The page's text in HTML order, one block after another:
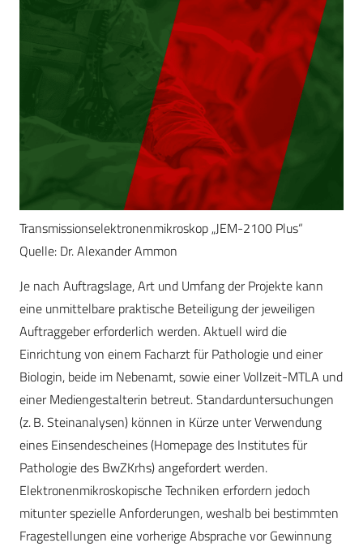
Transmissionselektronenmikroskop „JEM-2100 Plus“
Quelle: Dr. Alexander Ammon
Je nach Auftragslage, Art und Umfang der Projekte kann
eine unmittelbare praktische Beteiligung der jeweiligen
Auftraggeber erforderlich werden. Aktuell wird die
Einrichtung von einem Facharzt für Pathologie und einer
Biologin, beide im Nebenamt, sowie einer Vollzeit-MTLA und
einer Mediengestalterin betreut. Standarduntersuchungen
(z. B. Steinanalysen) können in Kürze unter Verwendung
eines Einsendescheines (Homepage des Institutes für
Pathologie des BwZKrhs) angefordert werden.
Elektronenmikroskopische Techniken erfordern jedoch
mitunter spezielle Anforderungen, weshalb bei bestimmten
Fragestellungen eine vorherige Absprache vor Gewinnung